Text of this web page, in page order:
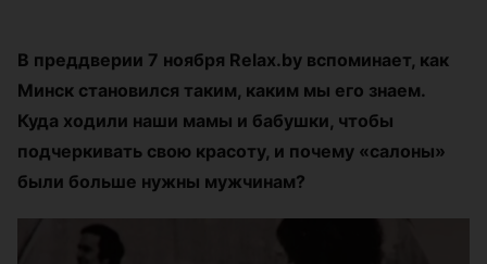
В преддверии 7 ноября Relax.by вспоминает, как
Минск становился таким, каким мы его знаем.
Куда ходили наши мамы и бабушки, чтобы
подчеркивать свою красоту, и почему «салоны»
были больше нужны мужчинам?